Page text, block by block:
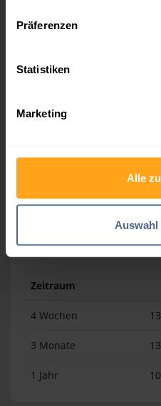
Präferenzen
Statistiken
Marketing
Alle
Auswahl
4 Wochen
Zeitraum
4 Wochen
3 Monate
1 Jahr